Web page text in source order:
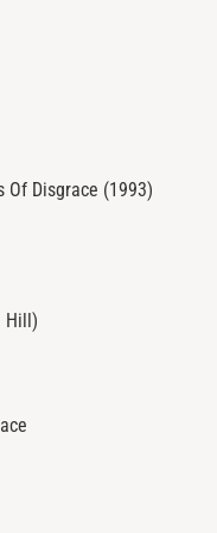
Of Disgrace (1993)
Hill)